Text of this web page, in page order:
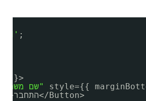
;
}}>
"שם משתמש"
style={{
>התחבר</Button>